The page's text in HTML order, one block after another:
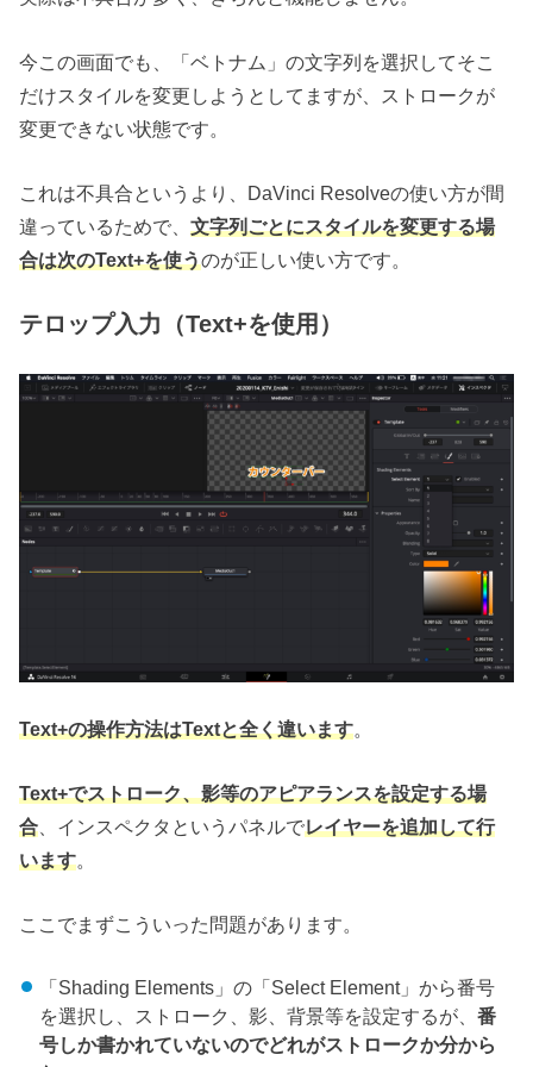
今この画面でも、「ベトナム」の文字列を選択してそこ
だけスタイルを変更しようとしてますが、ストロークが
変更できない状態です。
これは不具合というより、DaVinci Resolveの使い方が間
違っているためで、文字列ごとにスタイルを変更する場
合は次のText+を使うのが正しい使い方です。
テロップ入力（Text+を使用）
Text+の操作方法はTextと全く違います。
Text+でストローク、影等のアピアランスを設定する場
合 、インスペクタというパネルでレイヤーを追加して行
います。
ここでまずこういった問題があります。
「Shading Elements」の「Select Element」から番号
を選択し、ストローク、影、背景等を設定するが、 番
号しか書かれていないのでどれがストロークか分から